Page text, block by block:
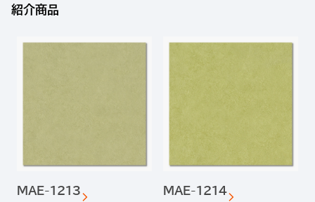
紹介商品
MAE-1213 MAE-1214